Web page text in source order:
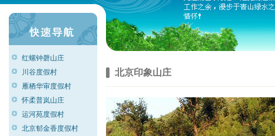
红螺钟磬山庄
川谷度假村
雁栖华审度假村
怀柔普岚山庄
运河苑度假村
北京郁金香度假村
北京印象山庄